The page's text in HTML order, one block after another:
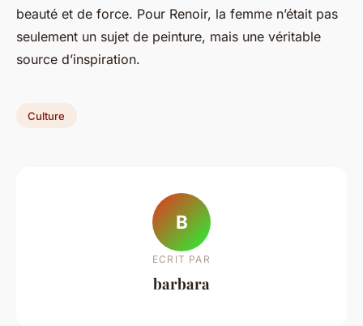
beauté et de force. Pour Renoir, la femme n’était pas
seulement un sujet de peinture, mais une véritable
source d’inspiration.
Culture
B
ECRIT PAR
barbara